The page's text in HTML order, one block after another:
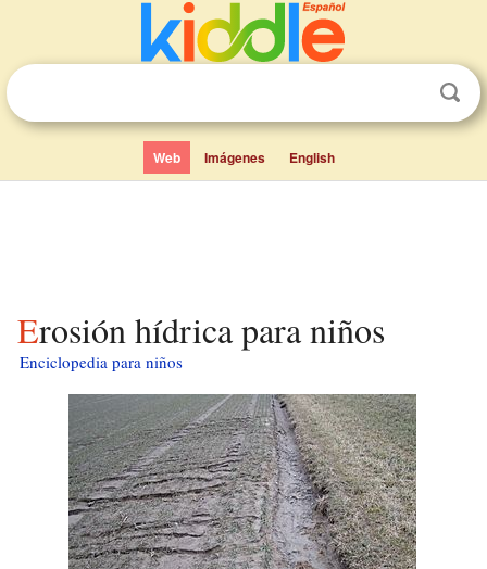
Web Imágenes English
Erosión hídrica para niños
Enciclopedia para niños